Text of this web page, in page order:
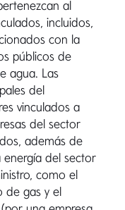
al
incluidos,
con la
públicos de
agua. Las
del
vinculados a
del sector
además de
del sector
como el
de gas y el